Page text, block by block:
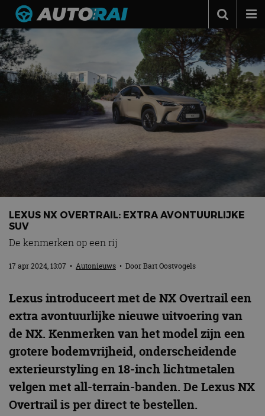
Autonieuws
Podcast
Autotests
Adverteren
Contact
LEXUS NX OVERTRAIL: EXTRA AVONTUURLIJKE
SUV
De kenmerken op een rij
17 apr 2024, 13:07 • Autonieuws • DoorBart Oostvogels
Lexus introduceert met de NX Overtrail een
extra avontuurlijke nieuwe uitvoering van
de NX. Kenmerken van het model zijn een
grotere bodemvrijheid, onderscheidende
exterieurstyling en 18-inch lichtmetalen
velgen met all-terrain-banden. De Lexus NX
Overtrail is per direct te bestellen.